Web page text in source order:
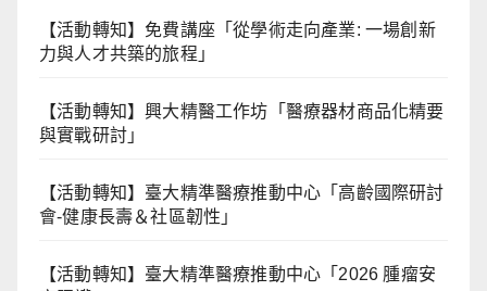
【活動轉知】免費講座「從學術走向產業: ⼀場創新
力與⼈才共築的旅程」
【活動轉知】興大精醫工作坊「醫療器材商品化精要
與實戰研討」
【活動轉知】臺大精準醫療推動中心「高齡國際研討
會-健康長壽＆社區韌性」
【活動轉知】臺大精準醫療推動中心「2026 腫瘤安